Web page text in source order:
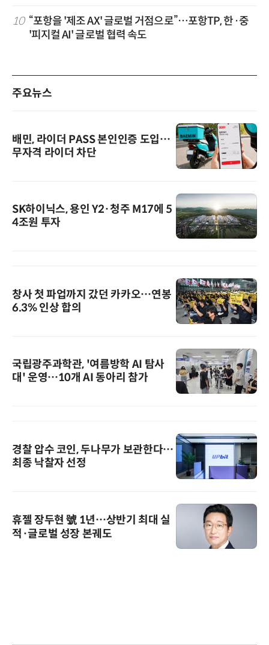
10 “포항을 '제조 AX' 글로벌 거점으로”…포항TP, 한·중
'피지컬 AI' 글로벌 협력 속도
주요뉴스
배민, 라이더 PASS 본인인증 도입…
무자격 라이더 차단
SK하이닉스, 용인 Y2·청주 M17에 5
4조원 투자
창사 첫 파업까지 갔던 카카오…연봉
6.3% 인상 합의
국립광주과학관, '여름방학 AI 탐사
대' 운영…10개 AI 동아리 참가
경찰 압수 코인, 두나무가 보관한다…
최종 낙찰자 선정
휴젤 장두현 號 1년…상반기 최대 실
적·글로벌 성장 본궤도